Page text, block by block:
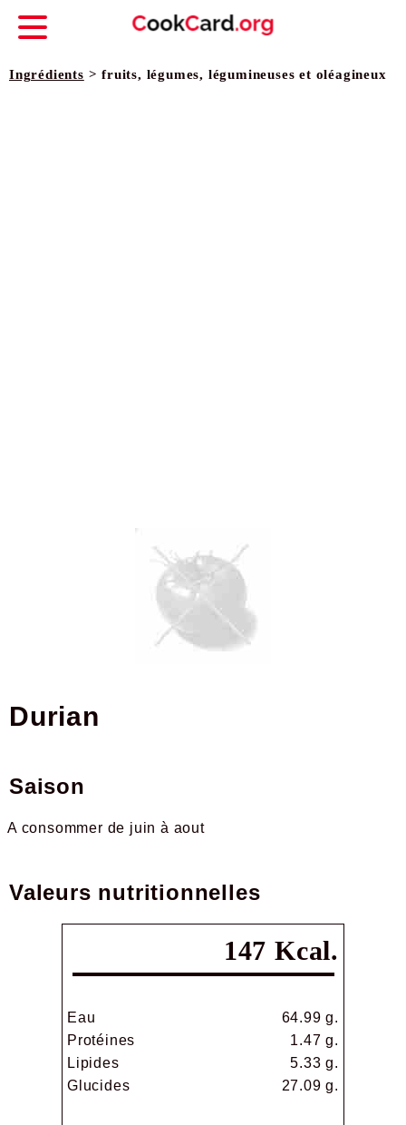
Ingrédients > fruits, légumes, légumineuses et oléagineux
durian
Saison
A consommer de juin à aout
Valeurs nutritionnelles
147 Kcal.
Eau
64.99 g.
Protéines
1.47 g.
Lipides
5.33 g.
Glucides
27.09 g.